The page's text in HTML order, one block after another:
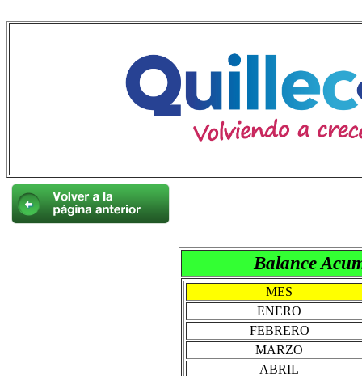
Balance
MES
ENERO
FEBRERO
MARZO
ABRIL